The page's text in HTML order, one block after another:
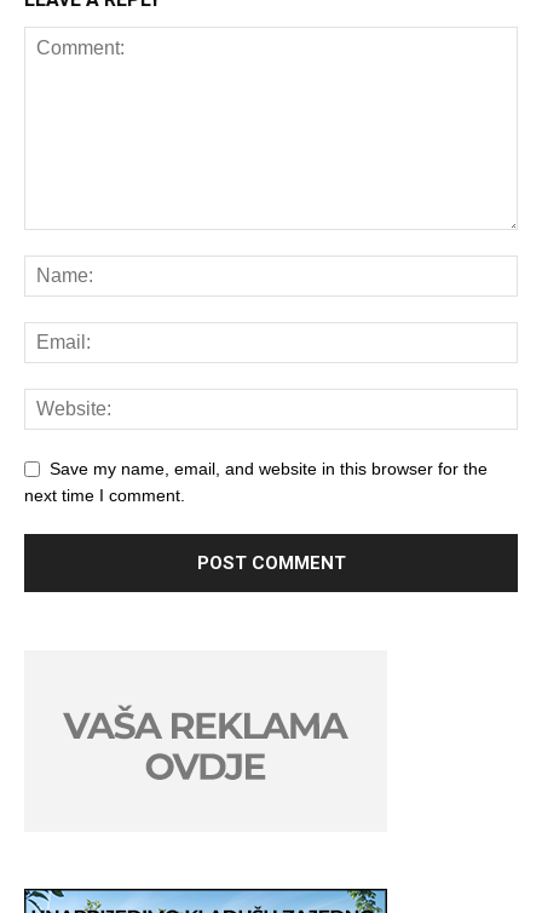
Save my name, email, and website in this browser for the
next time I comment.